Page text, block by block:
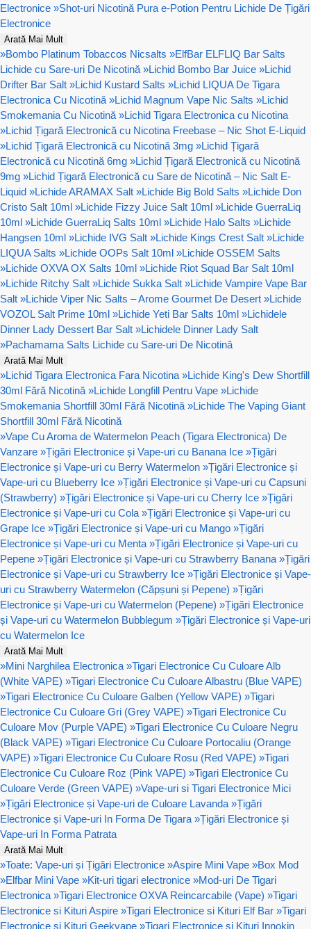
Electronice »Shot-uri Nicotină Pura e-Potion Pentru Lichide De Țigări
Electronice
Arată Mai Mult
»Bombo Platinum Tobaccos Nicsalts »ElfBar ELFLIQ Bar Salts
Lichide cu Sare-uri De Nicotină »Lichid Bombo Bar Juice »Lichid
Drifter Bar Salt »Lichid Kustard Salts »Lichid LIQUA De Tigara
Electronica Cu Nicotină »Lichid Magnum Vape Nic Salts »Lichid
Smokemania Cu Nicotină »Lichid Tigara Electronica cu Nicotina
»Lichid Țigară Electronică cu Nicotina Freebase – Nic Shot E-Liquid
»Lichid Țigară Electronică cu Nicotină 3mg »Lichid Țigară
Electronică cu Nicotină 6mg »Lichid Țigară Electronică cu Nicotină
9mg »Lichid Țigară Electronică cu Sare de Nicotină – Nic Salt E-
Liquid »Lichide ARAMAX Salt »Lichide Big Bold Salts »Lichide Don
Cristo Salt 10ml »Lichide Fizzy Juice Salt 10ml »Lichide GuerraLiq
10ml »Lichide GuerraLiq Salts 10ml »Lichide Halo Salts »Lichide
Hangsen 10ml »Lichide IVG Salt »Lichide Kings Crest Salt »Lichide
LIQUA Salts »Lichide OOPs Salt 10ml »Lichide OSSEM Salts
»Lichide OXVA OX Salts 10ml »Lichide Riot Squad Bar Salt 10ml
»Lichide Ritchy Salt »Lichide Sukka Salt »Lichide Vampire Vape Bar
Salt »Lichide Viper Nic Salts – Arome Gourmet De Desert »Lichide
VOZOL Salt Prime 10ml »Lichide Yeti Bar Salts 10ml »Lichidele
Dinner Lady Dessert Bar Salt »Lichidele Dinner Lady Salt
»Pachamama Salts Lichide cu Sare-uri De Nicotină
Arată Mai Mult
»Lichid Tigara Electronica Fara Nicotina »Lichide King's Dew Shortfill
30ml Fără Nicotină »Lichide Longfill Pentru Vape »Lichide
Smokemania Shortfill 30ml Fără Nicotină »Lichide The Vaping Giant
Shortfill 30ml Fără Nicotină
»Vape Cu Aroma de Watermelon Peach (Tigara Electronica) De
Vanzare »Țigări Electronice și Vape-uri cu Banana Ice »Țigări
Electronice și Vape-uri cu Berry Watermelon »Țigări Electronice și
Vape-uri cu Blueberry Ice »Țigări Electronice și Vape-uri cu Capsuni
(Strawberry) »Țigări Electronice și Vape-uri cu Cherry Ice »Țigări
Electronice și Vape-uri cu Cola »Țigări Electronice și Vape-uri cu
Grape Ice »Țigări Electronice și Vape-uri cu Mango »Țigări
Electronice și Vape-uri cu Menta »Țigări Electronice și Vape-uri cu
Pepene »Țigări Electronice și Vape-uri cu Strawberry Banana »Țigări
Electronice și Vape-uri cu Strawberry Ice »Țigări Electronice și Vape-
uri cu Strawberry Watermelon (Căpșuni și Pepene) »Țigări
Electronice și Vape-uri cu Watermelon (Pepene) »Țigări Electronice
și Vape-uri cu Watermelon Bubblegum »Țigări Electronice și Vape-uri
cu Watermelon Ice
Arată Mai Mult
»Mini Narghilea Electronica »Tigari Electronice Cu Culoare Alb
(White VAPE) »Tigari Electronice Cu Culoare Albastru (Blue VAPE)
»Tigari Electronice Cu Culoare Galben (Yellow VAPE) »Tigari
Electronice Cu Culoare Gri (Grey VAPE) »Tigari Electronice Cu
Culoare Mov (Purple VAPE) »Tigari Electronice Cu Culoare Negru
(Black VAPE) »Tigari Electronice Cu Culoare Portocaliu (Orange
VAPE) »Tigari Electronice Cu Culoare Rosu (Red VAPE) »Tigari
Electronice Cu Culoare Roz (Pink VAPE) »Tigari Electronice Cu
Culoare Verde (Green VAPE) »Vape-uri si Tigari Electronice Mici
»Țigări Electronice și Vape-uri de Culoare Lavanda »Țigări
Electronice și Vape-uri In Forma De Tigara »Țigări Electronice și
Vape-uri In Forma Patrata
Arată Mai Mult
»Toate: Vape-uri și Țigări Electronice »Aspire Mini Vape »Box Mod
»Elfbar Mini Vape »Kit-uri tigari electronice »Mod-uri De Tigari
Electronica »Tigari Electronice OXVA Reincarcabile (Vape) »Tigari
Electronice si Kituri Aspire »Tigari Electronice si Kituri Elf Bar »Tigari
Electronice si Kituri Geekvape »Tigari Electronice si Kituri Innokin